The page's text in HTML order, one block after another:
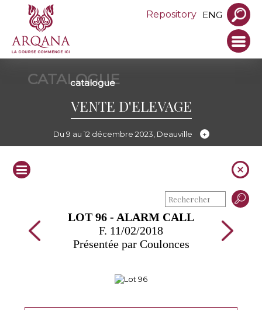
Repository ENG
CATALOGUE
catalogue
VENTE D'ELEVAGE
Du 9 au 12 décembre 2023, Deauville
LOT 96 - ALARM CALL
F. 11/02/2018
Présentée par Coulonces